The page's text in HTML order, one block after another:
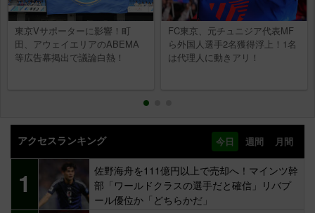
東京Vサポーターに影響！町
田、アウェイエリアのABEMA
等広告幕掲出で議論白熱！
FC東京、元チュニジア代表MF
ら外国人選手2名獲得浮上！1名
は代理人に動きアリ！
アクセスランキング 今日 週間 月間
1
佐野海舟を111億円以上で売却へ！マインツ幹
部「ワールドクラスの選手だと確信」リバプ
ール優位か「どちらかだ」